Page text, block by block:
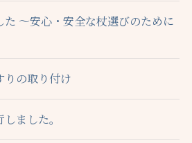
～安心・安全な杖選びのために
りの取り付け
ました。